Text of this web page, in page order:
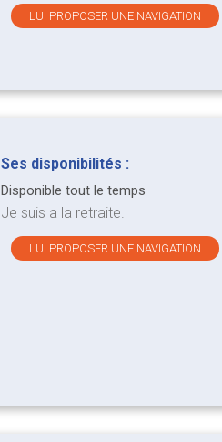
LUI PROPOSER UNE NAVIGATION
Ses disponibilités :
Disponible tout le temps
Je suis a la retraite.
LUI PROPOSER UNE NAVIGATION